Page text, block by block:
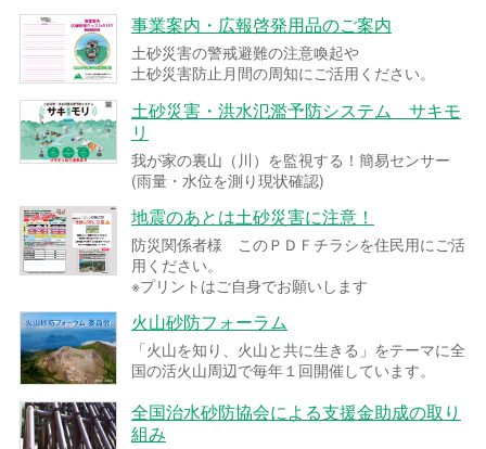
事業案内・広報啓発用品のご案内
土砂災害の警戒避難の注意喚起や
土砂災害防止月間の周知にご活用ください。
土砂災害・洪水氾濫予防システム サキモ
リ
我が家の裏山（川）を監視する！簡易センサー
(雨量・水位を測り現状確認)
地震のあとは土砂災害に注意！
防災関係者様 このＰＤＦチラシを住民用にご活
用ください。
※プリントはご自身でお願いします
火山砂防フォーラム
「火山を知り、火山と共に生きる」をテーマに全
国の活火山周辺で毎年１回開催しています。
全国治水砂防協会による支援金助成の取り
組み